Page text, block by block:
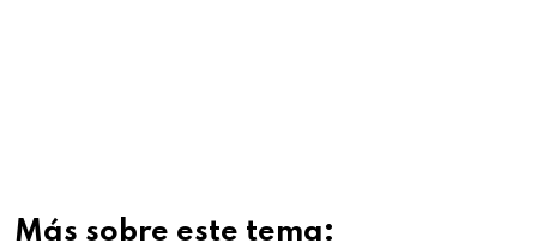
Más sobre este tema: